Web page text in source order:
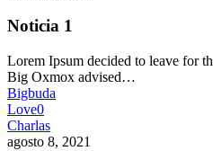
Noticia 1
Lorem Ipsum decided to leave for
Big Oxmox advised…
Bigbuda
Love0
Charlas
agosto 8, 2021